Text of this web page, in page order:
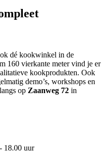
dé kookwinkel in de
160 vierkante meter vind je er
kookprodukten. Ook
demo’s, workshops en
op Zaanweg 72 in
18.00 uur